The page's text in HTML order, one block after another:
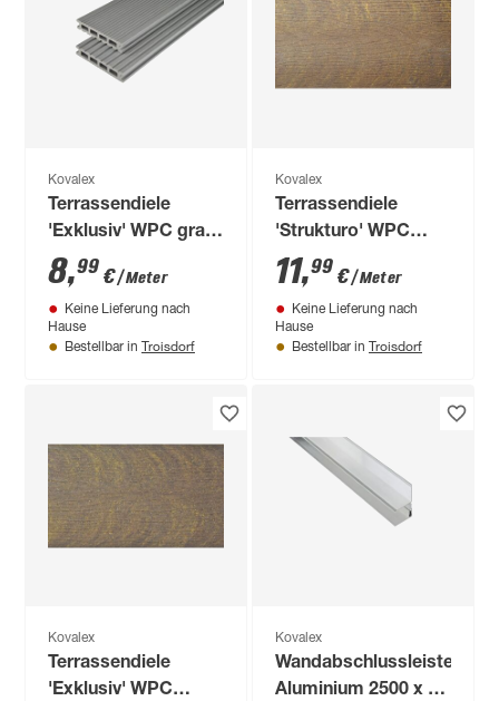
Kovalex
Terrassendiele
'Exklusiv' WPC grau
1000 x 145 x 26 mm
8,99 €/ Meter
Keine Lieferung nach
Hause
Bestellbar in Troisdorf
Kovalex
Terrassendiele
'Strukturo' WPC
walnuss 1000 x 145
x 20 mm
11,99 €/ Meter
Keine Lieferung nach
Hause
Bestellbar in Troisdorf
Kovalex
Terrassendiele
'Exklusiv' WPC
Kovalex
Wandabschlussleiste
Aluminium 2500 x 40